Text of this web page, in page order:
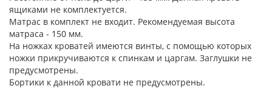
ящиками не комплектуется.
Матрас в комплект не входит. Рекомендуемая высота
матраса - 150 мм.
На ножках кроватей имеются винты, с помощью которых
ножки прикручиваются к спинкам и царгам. Заглушки не
предусмотрены.
Бортики к данной кровати не предусмотрены.